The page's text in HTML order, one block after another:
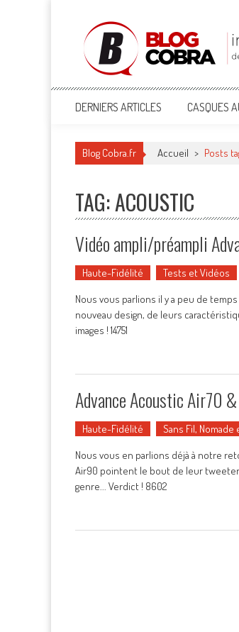
Blog Cobra
Toute l'actu Image & Son !
DERNIERS ARTICLES CASQUES
Blog Cobra.fr Accueil > Posts
TAG: ACOUSTIC
Vidéo ampli/préampli
Haute-Fidélité Tests et Vidéos
Nous vous parlions il y a peu de
nouveau design, de leurs
images ! 14751
Advance Acoustic Air70
Haute-Fidélité Sans Fil,
Nous vous en parlions déjà à notre
Air90 pointent le bout de leur
genre... Verdict ! 8602